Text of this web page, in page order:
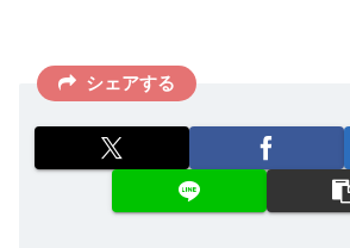
シェアする